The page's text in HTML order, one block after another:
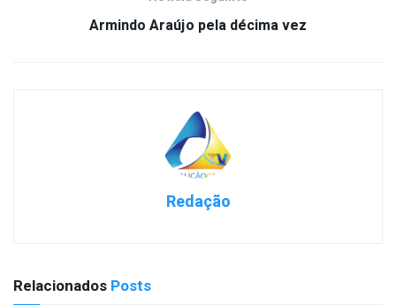
Armindo Araújo pela décima vez
Redação
Relacionados Posts